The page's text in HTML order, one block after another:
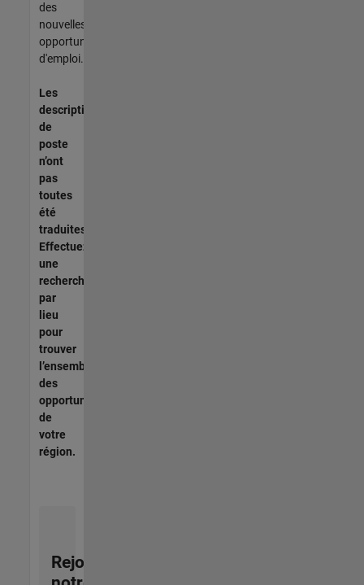
des
nouvelles
opportunités
d'emploi.
Les
descriptions
de
poste
n’ont
pas
toutes
été
traduites.
Effectuez
une
recherche
par
lieu
pour
trouver
l’ensemble
des
opportunités
de
votre
région.
Rejoignez